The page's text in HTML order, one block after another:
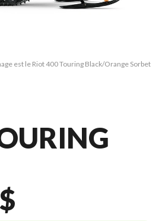
est le Riot 400 Touring Black/Orange Sorbet